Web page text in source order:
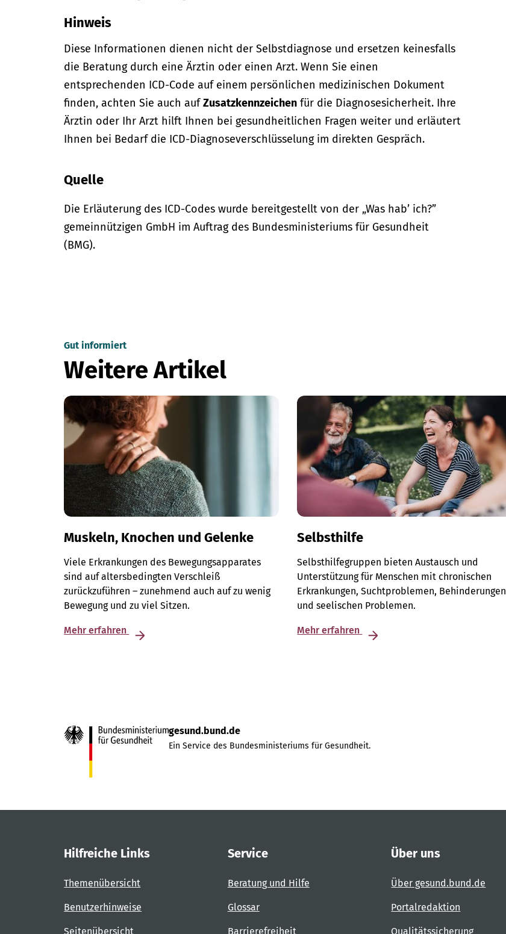
Hinweis
Diese Informationen dienen nicht der Selbstdiagnose und ersetzen keinesfalls
die Beratung durch eine Ärztin oder einen Arzt. Wenn Sie einen
entsprechenden ICD-Code auf einem persönlichen medizinischen Dokument
finden, achten Sie auch aufZusatzkennzeichen für die Diagnosesicherheit. Ihre
Ärztin oder Ihr Arzt hilft Ihnen bei gesundheitlichen Fragen weiter und erläutert
Ihnen bei Bedarf die ICD-Diagnoseverschlüsselung im direkten Gespräch.
Quelle
Die Erläuterung des ICD-Codes wurde bereitgestellt von der „Was hab’ ich?”
gemeinnützigen GmbH im Auftrag des Bundesministeriums für Gesundheit
(BMG).
Gut informiert
Weitere Artikel
Muskeln, Knochen und Gelenke
Viele Erkrankungen des Bewegungsapparates
sind auf altersbedingten Verschleiß
zurückzuführen – zunehmend auch auf zu wenig
Bewegung und zu viel Sitzen.
Mehr erfahren
Selbsthilfe
Selbsthilfegruppen bieten Austausch und
Unterstützung für Menschen mit chronischen
Erkrankungen, Suchtproblemen, Behinderungen
und seelischen Problemen.
Mehr erfahren
gesund.bund.de
Ein Service des Bundesministeriums für Gesundheit.
Hilfreiche Links
Themenübersicht
Benutzerhinweise
Seitenübersicht
Service
Beratung und Hilfe
Glossar
Barrierefreiheit
Über uns
Über gesund.bund.de
Portalredaktion
Qualitätssicherung